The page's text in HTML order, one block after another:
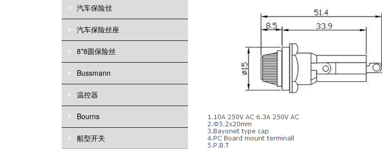
汽车保险丝
汽车保险丝座
8*8圆保险丝
Bussmann
温控器
Bourns
船型开关